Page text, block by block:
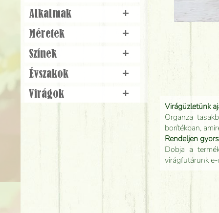
Virágüzletünk
Organza
borítékban,
Rendeljen
Dobja a
virágfutárunk
Alkalmak
+
Méretek
+
Színek
+
Évszakok
+
Virágok
+